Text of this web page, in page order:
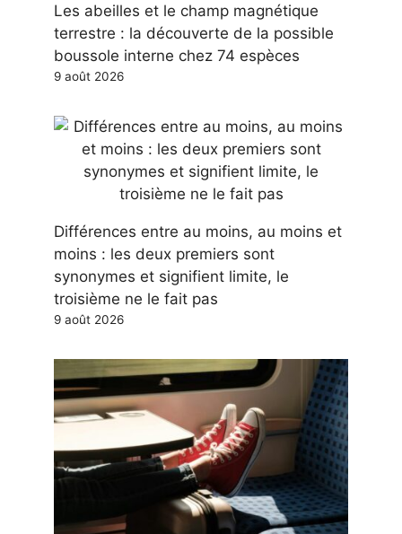
Les abeilles et le champ magnétique
terrestre : la découverte de la possible
boussole interne chez 74 espèces
9 août 2026
Différences entre au moins, au moins et
moins : les deux premiers sont
synonymes et signifient limite, le
troisième ne le fait pas
9 août 2026